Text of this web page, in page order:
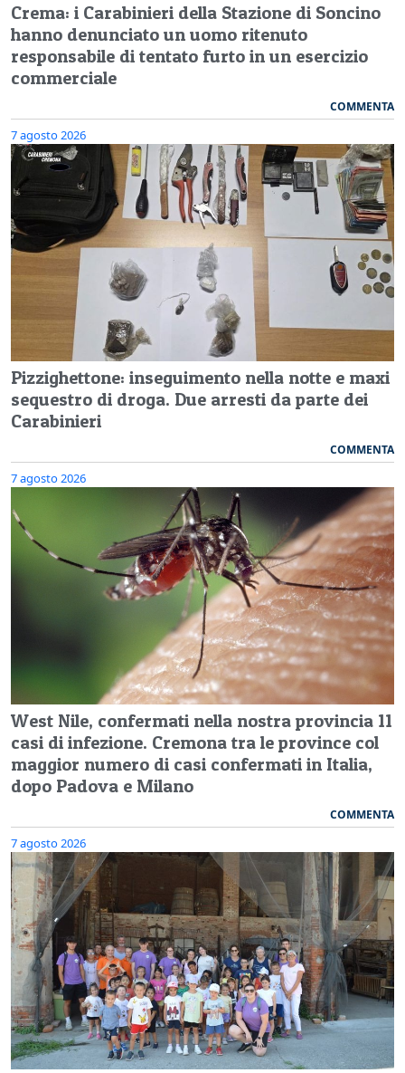
Crema: i Carabinieri della Stazione di Soncino
hanno denunciato un uomo ritenuto
responsabile di tentato furto in un esercizio
commerciale
COMMENTA
7 agosto 2026
Pizzighettone: inseguimento nella notte e maxi
sequestro di droga. Due arresti da parte dei
Carabinieri
COMMENTA
7 agosto 2026
West Nile, confermati nella nostra provincia 11
casi di infezione. Cremona tra le province col
maggior numero di casi confermati in Italia,
dopo Padova e Milano
COMMENTA
7 agosto 2026